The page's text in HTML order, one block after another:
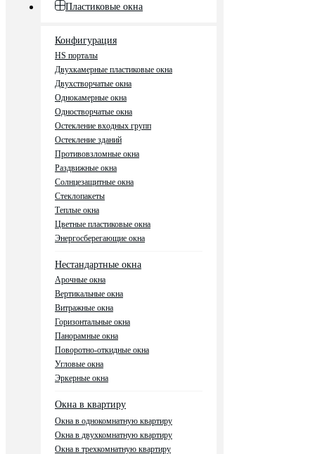
Пластиковые окна
Конфигурация
HS порталы
Двухкамерные пластиковые окна
Двухстворчатые окна
Однокамерные окна
Одностворчатые окна
Остекление входных групп
Остекление зданий
Противовзломные окна
Раздвижные окна
Солнцезащитные окна
Стеклопакеты
Теплые окна
Цветные пластиковые окна
Энергосберегающие окна
Нестандартные окна
Арочные окна
Вертикальные окна
Витражные окна
Горизонтальные окна
Панорамные окна
Поворотно-откидные окна
Угловые окна
Эркерные окна
Окна в квартиру
Окна в однокомнатную квартиру
Окна в двухкомнатную квартиру
Окна в трехкомнатную квартиру